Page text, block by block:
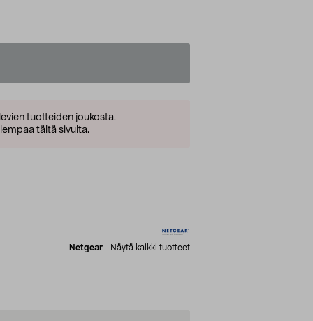
tuotteiden joukosta.
tältä sivulta.
Netgear - Näytä kaikki tuotteet